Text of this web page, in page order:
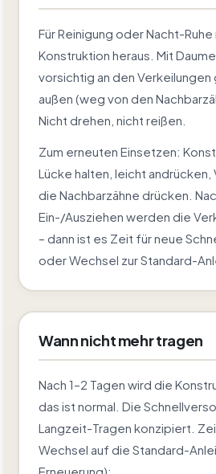
Für Reinigung oder Nacht-
Konstruktion heraus. Mit
vorsichtig an den Verkeilungen
außen (weg von den
Nicht drehen, nicht reißen.
Zum erneuten Einsetzen:
Lücke halten, leicht andrücken,
die Nachbarzähne drücken.
Ein-/Ausziehen werden die
– dann ist es Zeit für neue
oder Wechsel zur Standard-
Wann nicht mehr tragen
Nach 1–2 Tagen wird die
das ist normal. Die
Langzeit-Tragen konzipiert.
Wechsel auf die Standard-